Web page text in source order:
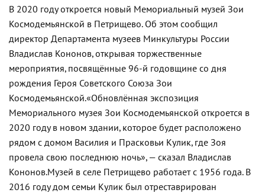
В 2020 году откроется новый Мемориальный музей Зои
Космодемьянской в Петрищево. Об этом сообщил
директор Департамента музеев Минкультуры России
Владислав Кононов, открывая торжественные
мероприятия, посвящённые 96-й годовщине со дня
рождения Героя Советского Союза Зои
Космодемьянской.«Обновлённая экспозиция
Мемориального музея Зои Космодемьянской откроется в
2020 году в новом здании, которое будет расположено
рядом с домом Василия и Прасковьи Кулик, где Зоя
провела свою последнюю ночь», — сказал Владислав
Кононов.Музей в селе Петрищево работает с 1956 года. В
2016 году дом семьи Кулик был отреставрирован